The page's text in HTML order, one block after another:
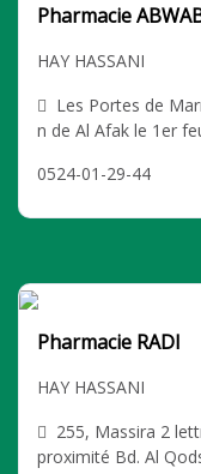
Pharmacie
HAY HASSANI
Les Portes de
n de Al Afak le 1er
0524-01-29-44
Pharmacie RADI
HAY HASSANI
255, Massira 2
proximité Bd. Al